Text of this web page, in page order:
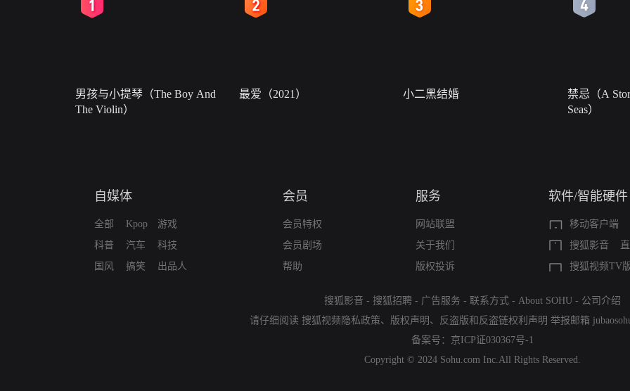
男孩与小提琴（The Boy And
The Violin）
最爱（2021） 小二黑结婚
禁忌（A
Seas）
自媒体
全部
科普
国风
Kpop
汽车
搞笑
游戏
科技
出品人
会员
会员特权
会员剧场
帮助
服务
网站联盟
关于我们
版权投诉
软件/智能硬件
移动客户端
搜狐影音
搜狐视频TV
搜狐影音 - 搜狐招聘 - 广告服务 - 联系方式 - About SOHU - 公司介绍
请仔细阅读 搜狐视频隐私政策、 版权声明 、 反盗版和反盗链权利声明 举报邮箱
备案号： 京ICP证030367号-1
Copyright © 2024 Sohu.com Inc.All Rights Reserved.